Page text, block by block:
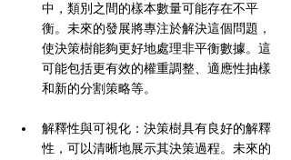
中，類別之間的樣本數量可能存在不平
衡。未來的發展將專注於解決這個問題，
使決策樹能夠更好地處理非平衡數據。這
可能包括更有效的權重調整、適應性抽樣
和新的分割策略等。
解釋性與可視化：決策樹具有良好的解釋
性，可以清晰地展示其決策過程。未來的